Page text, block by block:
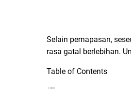
Selain pernapasan,
rasa gatal berlebihan.
Table of Contents